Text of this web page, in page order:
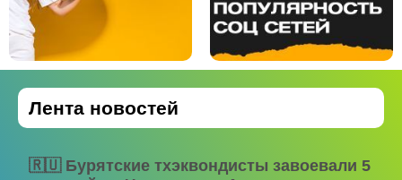
Лента новостей
🇷🇺 Бурятские тхэквондисты завоевали 5